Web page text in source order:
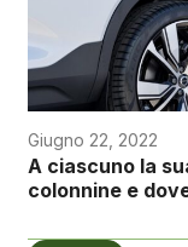
Giugno 22, 2022
A ciascuno la
colonnine e